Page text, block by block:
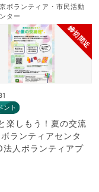
ボランティア・市民活動
ター
締切間近
ント
楽しもう！夏の交流
ランティアセンタ
法人ボランティアプ